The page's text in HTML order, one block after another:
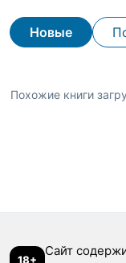
Новые
Похожие книги
18+
Сайт